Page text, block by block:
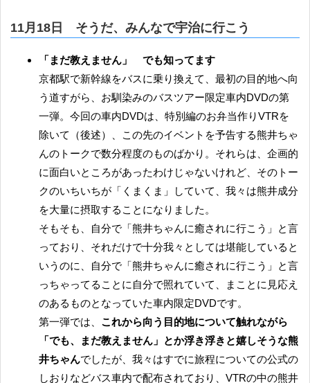
11月18日 そうだ、みんなで宇治に行こう
「まだ教えません」 でも知ってます
京都駅で新幹線をバスに乗り換えて、最初の目的地へ向
う道すがら、お馴染みのバスツアー限定車内DVDの第
一弾。今回の車内DVDは、特別編のお弁当作りVTRを
除いて（後述）、この先のイベントを予告する熊井ちゃ
んのトークで数分程度のものばかり。それらは、企画的
に面白いところがあったわけじゃないけれど、そのトー
クのいちいちが「くまくま」していて、我々は熊井成分
を大量に摂取することになりました。
そもそも、自分で「熊井ちゃんに癒されに行こう」と言
っており、それだけで十分我々としては堪能していると
いうのに、自分で「熊井ちゃんに癒されに行こう」と言
っちゃってることに自分で照れていて、まことに見応え
のあるものとなっていた車内限定DVDです。
第一弾では、 これから向う目的地について触れながら
「でも、まだ教えません」とか浮き浮きと嬉しそうな熊
井ちゃんでしたが、我々はすでに旅程についての公式の
しおりなどバス車内で配布されており、VTRの中の熊井